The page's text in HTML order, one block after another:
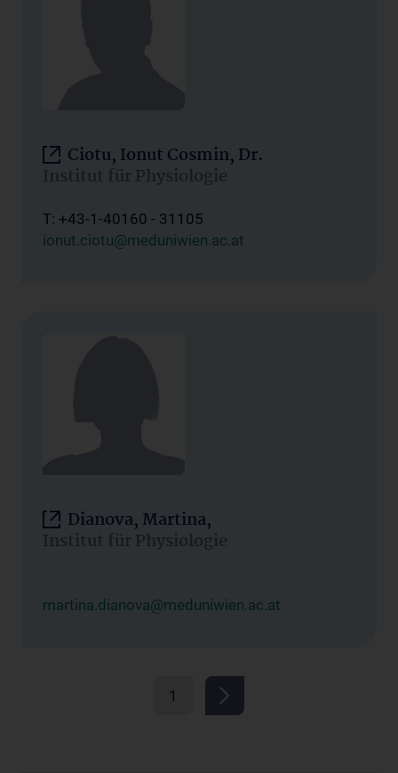
Ciotu, Ionut Cosmin, Dr.
Institut für Physiologie
T: +43-1-40160 - 31105
ionut.ciotu@meduniwien.ac.at
Dianova, Martina,
Institut für Physiologie
martina.dianova@meduniwien.ac.at
1